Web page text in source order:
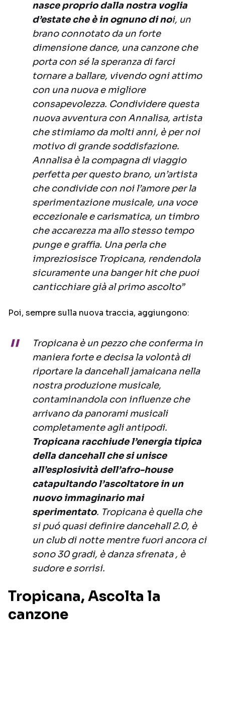
nasce proprio dalla nostra voglia
d’estate che è in ognuno di noi, un
brano connotato da un forte
dimensione dance, una canzone che
porta con sé la speranza di farci
tornare a ballare, vivendo ogni attimo
con una nuova e migliore
consapevolezza. Condividere questa
nuova avventura con Annalisa, artista
che stimiamo da molti anni, è per noi
motivo di grande soddisfazione.
Annalisa è la compagna di viaggio
perfetta per questo brano, un’artista
che condivide con noi l’amore per la
sperimentazione musicale, una voce
eccezionale e carismatica, un timbro
che accarezza ma allo stesso tempo
punge e graffia. Una perla che
impreziosisce Tropicana, rendendola
sicuramente una banger hit che puoi
canticchiare già al primo ascolto”
Poi, sempre sulla nuova traccia, aggiungono:
Tropicana è un pezzo che conferma in
maniera forte e decisa la volontà di
riportare la dancehall jamaicana nella
nostra produzione musicale,
contaminandola con influenze che
arrivano da panorami musicali
completamente agli antipodi.
Tropicana racchiude l’energia tipica
della dancehall che si unisce
all’esplosività dell’afro-house
catapultando l’ascoltatore in un
nuovo immaginario mai
sperimentato. Tropicana è quella che
si puó quasi definire dancehall 2.0, è
un club di notte mentre fuori ancora ci
sono 30 gradi, è danza sfrenata , è
sudore e sorrisi.
Tropicana, Ascolta la
canzone